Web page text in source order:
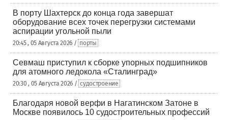
В порту Шахтерск до конца года завершат
оборудование всех точек перегрузки системами
аспирации угольной пыли
20:45 , 05 Августа 2026 / порты
Севмаш приступил к сборке упорных подшипников
для атомного ледокола «Сталинград»
20:30 , 05 Августа 2026 / судостроение
Благодаря новой верфи в Нагатинском Затоне в
Москве появилось 10 судостроительных профессий